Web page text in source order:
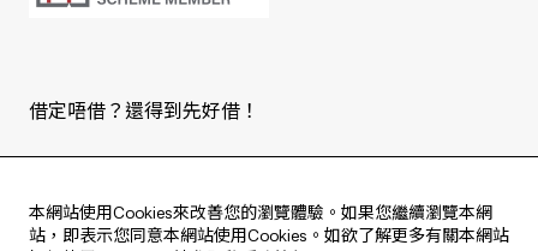
本網站使用Cookies來改善您的瀏覽體驗。如果您繼續瀏覽本網
站，即表示您同意本網站使用Cookies。如欲了解更多有關本網站
借定唔借？還得到先好借！